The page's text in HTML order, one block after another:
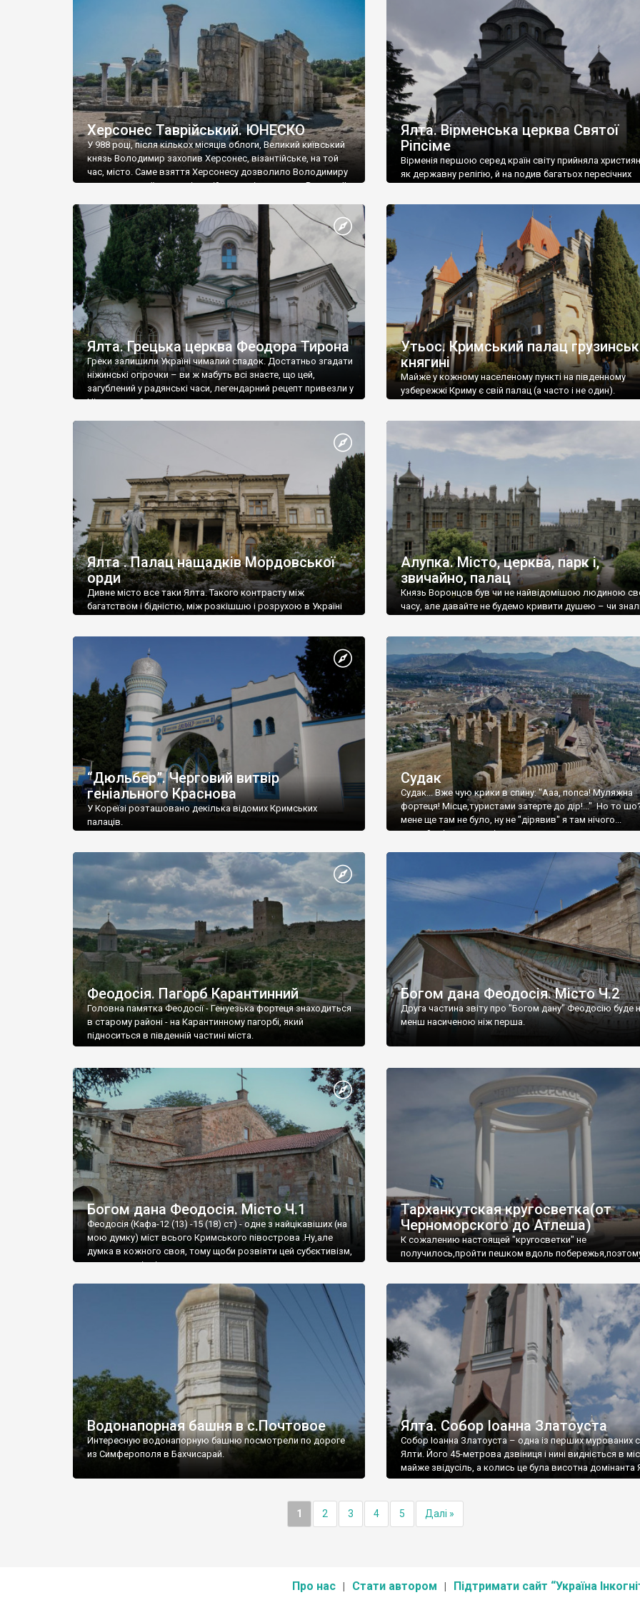
візантійської доби. Раритети викрадені з фондів об’єкту
культурної спадщини ЮНЕСКО «Херсонеса Таврійського».
Офіційно – на виставку «Золото Візантії», але експерти та
влада в Україні вважають це лише […]
називаються «повстяками» (postaki)…” “Вино. Крим
виробляє відмінне вино і його вдосталь: воно все
легке біле і дуже […]
Херсонес Таврійський. ЮНЕСКО
У 988 році, після кількох місяців облоги, Великий київський
князь Володимир захопив Херсонес, візантійське, на той
час, місто. Саме взяття Херсонесу дозволило Володимиру
диктувати свої умови візантійському імператору Василю ІІ,
Херсонесі Володимир-язичник, став Василем-
християнином. А потім було Хрещення Русі. На честь
Херсонесу Таврійського названо місто […]
Ялта. Вірменська церква Святої
Ріпсіме
Вірменія першою серед країн світу прийняла
як державну релігію, й на подив багатьох пересічних
Ялта. Грецька церква Феодора Тирона
Греки залишили Україні чималий спадок. Достатньо згадати
ніжинські огірочки – ви ж мабуть всі знаєте, що цей,
загублений у радянські часи, легендарний рецепт привезли у
Ніжин греки?
Утьос. Кримський палац
княгині
Майже у кожному населеному пункті на південному
узбережжі Криму є свій палац (а часто і не один).
Ялта . Палац нащадків Мордовської
орди
Дивне місто все таки Ялта. Такого контрасту між
багатством і бідністю, між розкішшю і розрухою в Україні
Алупка. Місто, церква, парк і,
звичайно, палац
Князь Воронцов був чи не найвідомішою людиною
часу, але давайте не будемо кривити душею – чи
“Дюльбер”. Черговий витвір
геніального Краснова
У Кореїзі розташовано декілька відомих Кримських
палаців.
Судак
Судак... Вже чую крики в спину: "Ааа, попса! Муляжна
фортеця! Місце,туристами затерте до дір!..." Но то
мене ще там не було, ну не "дірявив" я там нічого...
принаймні до цього літа.
Феодосія. Пагорб Карантинний
Головна памятка Феодосії - Генуезька фортеця знаходиться
в старому районі - на Карантинному пагорбі, який
підноситься в південній частині міста.
Богом дана Феодосія. Місто Ч.2
Друга частина звіту про "Богом дану" Феодосію буде
менш насиченою ніж перша.
Богом дана Феодосія. Місто Ч.1
Феодосія (Кафа-12 (13) -15 (18) ст) - одне з найцікавіших (на
мою думку) міст всього Кримського півострова .Ну,але
думка в кожного своя, тому щоби розвіяти цей субєктивізм,
запрошую відвідати це
Тарханкутская кругосветка(от
Черноморского до Атлеша)
К сожалению настоящей "кругосветки" не
получилось,пройти пешком вдоль
Водонапорная башня в с.Почтовое
Интересную водонапорную башню посмотрели по дороге
из Симферополя в Бахчисарай.
Ялта. Собор Іоанна Златоуста
Собор Іоанна Златоуста – одна із перших мурованих
Ялти. Його 45-метрова дзвіниця і нині видніється в
майже звідусіль, а колись це була висотна домінанта
1 2 3 4 5 Далі »
Про нас Стати автором Підтримати сайт “Україна